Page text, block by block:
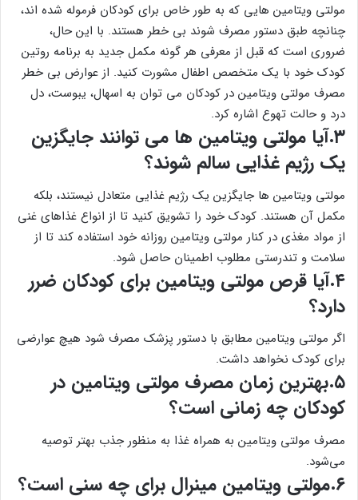
مولتی ویتامین هایی که به طور خاص برای کودکان فرموله شده اند،
چنانچه طبق دستور مصرف شوند بی خطر هستند. با این حال،
ضروری است که قبل از معرفی هر گونه مکمل جدید به برنامه روتین
کودک خود با یک متخصص اطفال مشورت کنید. از عوارض بی خطر
مصرف مولتی ویتامین در کودکان می توان به اسهال، یبوست، دل
درد و حالت تهوع اشاره کرد.
۳.آیا مولتی ویتامین ها می توانند جایگزین
یک رژیم غذایی سالم شوند؟
مولتی ویتامین ها جایگزین یک رژیم غذایی متعادل نیستند، بلکه
مکمل آن هستند. کودک خود را تشویق کنید تا از انواع غذاهای غنی
از مواد مغذی در کنار مولتی ویتامین روزانه خود استفاده کند تا از
سلامت و تندرستی مطلوب اطمینان حاصل شود.
۴.آیا قرص مولتی ویتامین برای کودکان ضرر
دارد؟
اگر مولتی ویتامین مطابق با دستور پزشک مصرف شود هیچ عوارضی
برای کودک نخواهد داشت.
۵.بهترین زمان مصرف مولتی ویتامین در
کودکان چه زمانی است؟
مصرف مولتی ویتامین به همراه غذا به منظور جذب بهتر توصیه
می‌شود.
۶.مولتی ویتامین مینرال برای چه سنی است؟